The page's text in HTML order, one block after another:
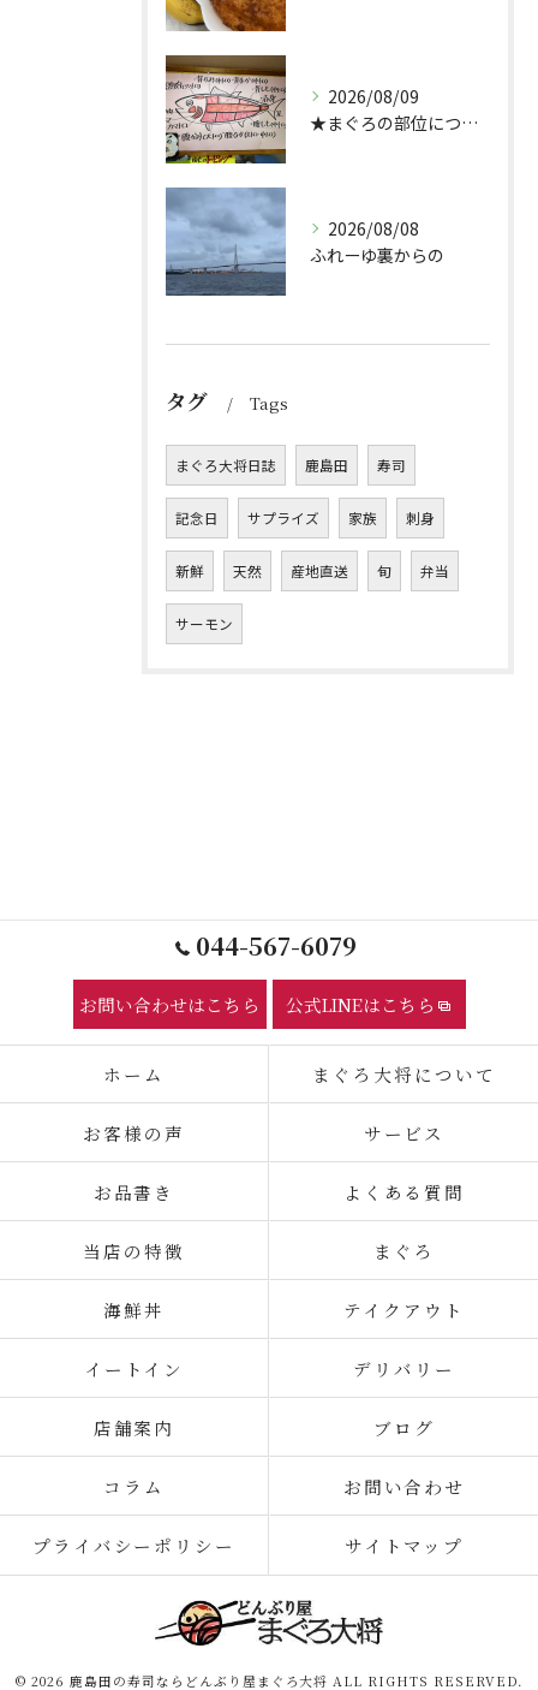
2026/08/09
★まぐろの部位について★
2026/08/08
ふれーゆ裏からの
タグ Tags
まぐろ大将日誌 鹿島田 寿司
記念日 サプライズ 家族 刺身
新鮮 天然 産地直送 旬 弁当
サーモン
044-567-6079
お問い合わせはこちら 公式LINEはこちら
ホーム まぐろ大将について
お客様の声 サービス
お品書き よくある質問
当店の特徴 まぐろ
海鮮丼 テイクアウト
イートイン デリバリー
店舗案内 ブログ
コラム お問い合わせ
プライバシーポリシー サイトマップ
© 2026 鹿島田の寿司ならどんぶり屋まぐろ大将 ALL RIGHTS RESERVED.